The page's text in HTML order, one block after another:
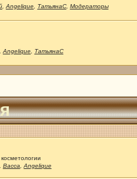
, Angelique, ТатьянаС, Модераторы
Angelique, ТатьянаС
Васса Angelique